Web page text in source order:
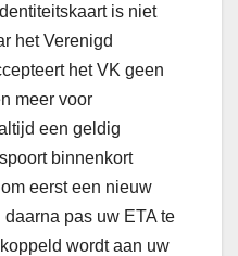
is niet
het Verenigd
het VK geen
meer voor
een geldig
binnenkort
eerst een nieuw
pas uw ETA te
wordt aan uw